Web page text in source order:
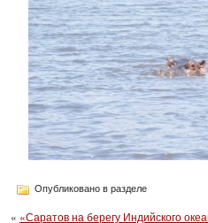
Опубликовано в разделе
« «Саратов на берегу Индийского